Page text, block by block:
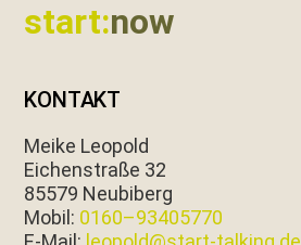
start:now
KONTAKT
Meike Leopold
Eichen­straße 32
85579 Neubiberg
Mobil: 0160–93405770